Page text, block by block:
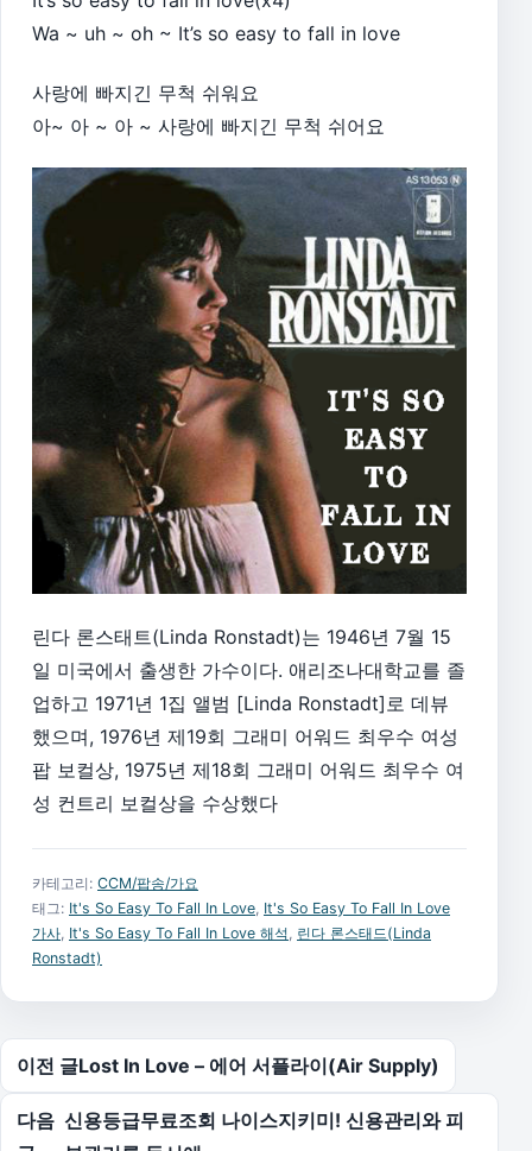
Wa ~ uh ~ oh ~ It’s so easy to fall in love
사랑에 빠지긴 무척 쉬워요
아~ 아 ~ 아 ~ 사랑에 빠지긴 무척 쉬어요
린다 론스태트(Linda Ronstadt)는 1946년 7월 15
일 미국에서 출생한 가수이다. 애리조나대학교를 졸
업하고 1971년 1집 앨범 [Linda Ronstadt]로 데뷰
했으며, 1976년 제19회 그래미 어워드 최우수 여성
팝 보컬상, 1975년 제18회 그래미 어워드 최우수 여
성 컨트리 보컬상을 수상했다
카테고리: CCM/팝송/가요
태그: It's So Easy To Fall In Love It's So Easy To Fall In Love
가사 It's So Easy To Fall In Love 해석 린다 론스태드(Linda
Ronstadt)
글 탐색
이전 글Lost In Love – 에어 서플라이(Air Supply)
다음 신용등급무료조회 나이스지키미! 신용관리와 피